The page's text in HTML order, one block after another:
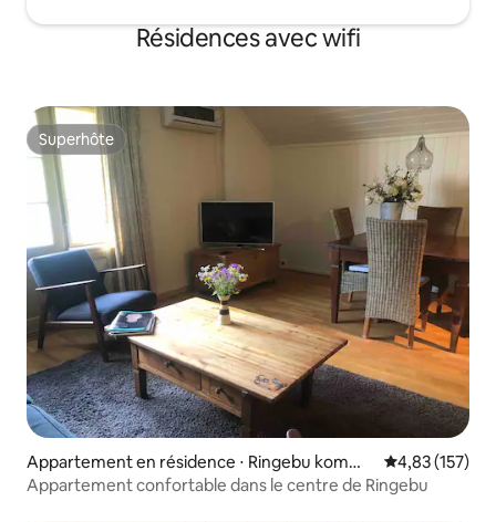
Résidences avec wifi
Superhôte
Superhôte
Appartement en résidence ⋅ Ringebu kommu
ne
Évaluation
4,83 (157)
Appartement confortable dans le centre de Ringebu